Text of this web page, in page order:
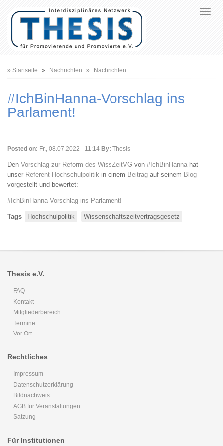
Pfadnavigation
Startseite Nachrichten Nachrichten
#IchBinHanna-Vorschlag ins
Parlament!
Posted on: Fr., 08.07.2022 - 11:14 By: Thesis
Den Vorschlag zur Reform des WissZeitVG von #IchBinHanna hat
unser Referent Hochschulpolitik in einem Beitrag auf seinem Blog
vorgestellt und bewertet:
#IchBinHanna-Vorschlag ins Parlament!
Tags Hochschulpolitik Wissenschaftszeitvertragsgesetz
Thesis e.V.
FAQ
Kontakt
Mitgliederbereich
Termine
Vor Ort
Rechtliches
Impressum
Datenschutzerklärung
Bildnachweis
AGB für Veranstaltungen
Satzung
Für Institutionen